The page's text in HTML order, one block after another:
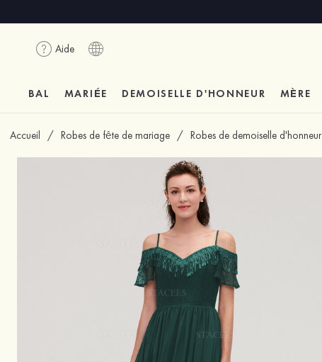
Aide
BAL MARIÉE DEMOISELLE D'HONNEUR MÈRE
Accueil / Robes de fête de mariage / Robes de demoiselle d'honneur